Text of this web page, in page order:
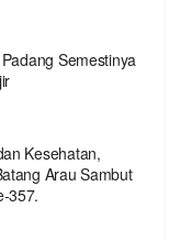
Semestinya
Kesehatan,
Arau Sambut
357.